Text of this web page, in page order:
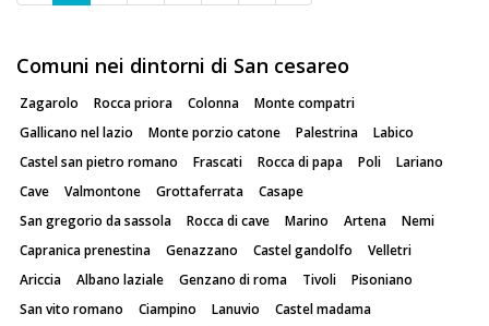
Comuni nei dintorni di San cesareo
Zagarolo Rocca priora Colonna
Monte compatri
Gallicano nel lazio
Monte porzio catone Palestrina
Labico
Castel san pietro romano
Frascati Rocca di papa Poli
Lariano
Cave
Valmontone Grottaferrata
Casape
San gregorio da sassola
Rocca di cave Marino Artena
Nemi
Capranica prenestina
Genazzano Castel gandolfo
Velletri
Ariccia
Albano laziale Genzano di roma Tivoli
Pisoniano
San vito romano
Ciampino Lanuvio
Castel madama